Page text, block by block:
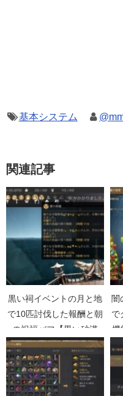
基本システム
関連記事
黒い祠イベントの月と地
で10匹討伐した報酬と朝
の祝福バフ【黒い砂漠
Part4487】
闇
で
機